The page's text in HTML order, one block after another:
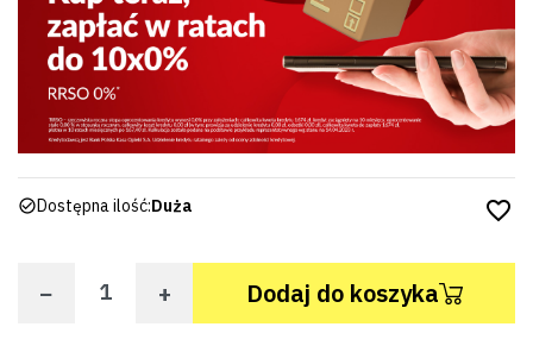
Dostępna ilość:Duża favorite_border
− + Dodaj do koszyka